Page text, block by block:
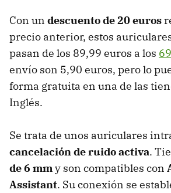
Con un descuento de 20 euros
precio anterior, estos
pasan de los 89,99 euros a los
envío son 5,90 euros, pero lo
forma gratuita en una de las
Inglés.
Se trata de unos auriculares
cancelación de ruido activa.
de 6 mmy son compatibles con
Assistant. Su conexión se